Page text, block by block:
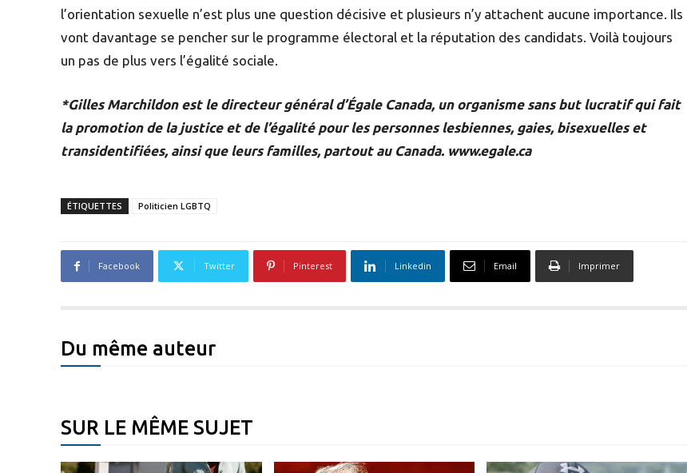
l’orientation sexuelle n’est plus une question décisive et plusieurs n’y attachent aucune importance. Ils
vont davantage se pencher sur le programme électoral et la réputation des candidats. Voilà toujours
un pas de plus vers l’égalité sociale.
*Gilles Marchildon est le directeur général d’Égale Canada, un organisme sans but lucratif qui fait
la promotion de la justice et de l’égalité pour les personnes lesbiennes, gaies, bisexuelles et
transidentifiées, ainsi que leurs familles, partout au Canada. www.egale.ca
ÉTIQUETTES Politicien LGBTQ
Facebook Twitter Pinterest Linkedin Email Imprimer
Du même auteur
SUR LE MÊME SUJET